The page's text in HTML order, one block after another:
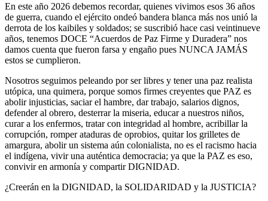
En este año 2026 debemos recordar, quienes vivimos esos 36 años
de guerra, cuando el ejército ondeó bandera blanca más nos unió la
derrota de los kaibiles y soldados; se suscribió hace casi veintinueve
años, tenemos DOCE “Acuerdos de Paz Firme y Duradera” nos
damos cuenta que fueron farsa y engaño pues NUNCA JAMÁS
estos se cumplieron.
Nosotros seguimos peleando por ser libres y tener una paz realista
utópica, una quimera, porque somos firmes creyentes que PAZ es
abolir injusticias, saciar el hambre, dar trabajo, salarios dignos,
defender al obrero, desterrar la miseria, educar a nuestros niños,
curar a los enfermos, tratar con integridad al hombre, acribillar la
corrupción, romper ataduras de oprobios, quitar los grilletes de
amargura, abolir un sistema aún colonialista, no es el racismo hacia
el indígena, vivir una auténtica democracia; ya que la PAZ es eso,
convivir en armonía y compartir DIGNIDAD.
¿Creerán en la DIGNIDAD, la SOLIDARIDAD y la JUSTICIA?